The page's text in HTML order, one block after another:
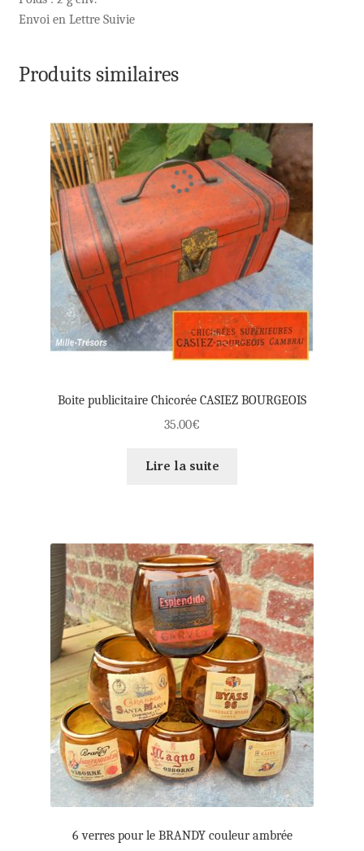
Envoi en Lettre Suivie
Produits similaires
Boite publicitaire Chicorée CASIEZ BOURGEOIS
35.00€
Lire la suite
6 verres pour le BRANDY couleur ambrée